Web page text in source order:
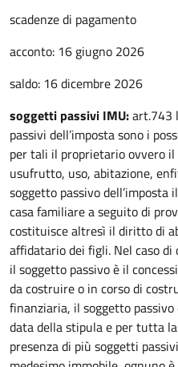
scadenze di pagamento
acconto: 16 giugno 2026
saldo: 16 dicembre 2026
soggetti passivi IMU:art.743
passivi dell’imposta sono i
per tali il proprietario ovvero
usufrutto, uso, abitazione,
soggetto passivo
casa familiare a seguito di
costituisce altresì il diritto di
affidatario dei figli. Nel caso di
il soggetto passivo è il
da costruire o in corso di
finanziaria, il soggetto
data della stipula e per tutta
presenza di più soggetti